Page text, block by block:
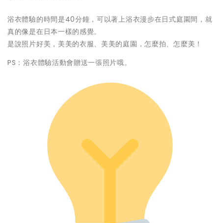
浴衣體驗的時間是40分鐘，可以著上浴衣漫步在日式庭園間，就
真的像是在日本一樣的感覺。
是說照片好美，美美的衣服、美美的庭園，怎麼拍、怎麼美！
PS：浴衣體驗活動會贈送一張照片哦。